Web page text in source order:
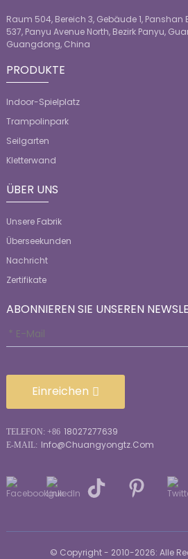
Raum 504, Bereich 3, Gebäude 1, Panshan
537, Panyu Avenue North, Bezirk Panyu,
Guangdong, China
PRODUKTE
Indoor-Spielplatz
Trampolinpark
Seilgarten
Kletterwand
ÜBER UNS
Unsere Fabrik
Überseekunden
Nachricht
Zertifikate
ABONNIEREN SIE UNSEREN
Einreichen
TELEFON: +86 18027277639
E-MAIL: Info@chuangyongtz.com
© Copyright - 2010-2026: Alle